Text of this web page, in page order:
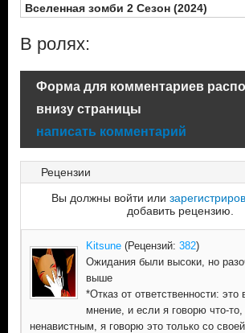
Вселенная зомби 2 Сезон (2024)
В ролях:
Форма для комментариев
внизу страницы
написать комментарий
Рецензии
Вы должны войти или
добавить рецензию.
Kitsune (Рецензий: 382)
Ожидания были высоки, но
выше
*Отказ от ответственности:
мнение, и если я говорю что-
ненавистным, я говорю это только со своей